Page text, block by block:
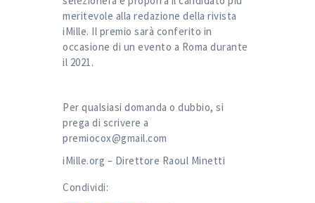
meritevole alla redazione della rivista
iMille. Il premio sarà conferito in
occasione di un evento a Roma durante
il 2021.
Per qualsiasi domanda o dubbio, si
prega di scrivere a
premiocox@gmail.com
iMille.org – Direttore Raoul Minetti
Condividi: